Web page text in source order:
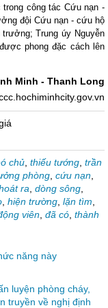
công tác Cứu nạn -
đội Cứu nạn - cứu hộ
Trung úy Nguyễn
phong đặc cách lên
Minh - Thanh Long
chủ thiếu tướng trần
phòng cứu nạn
ra dòng sông
hiện trường lặn tìm
viên đã có thành
năng này
luyện phòng cháy,
truyền về nghị định